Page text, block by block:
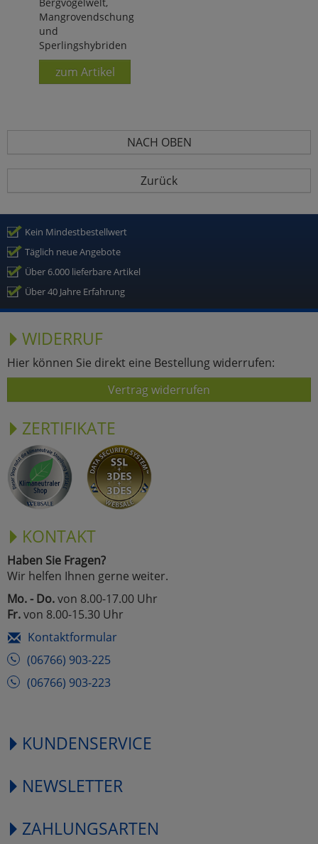
Vohwinkel Houssein
Rayaleh
Mangrovendschungel
und
Sperlingshybriden
zum Artikel
NACH OBEN
Zurück
Kein Mindestbestellwert
Täglich neue Angebote
Über 6.000 lieferbare Artikel
Über 40 Jahre Erfahrung
WIDERRUF
Hier können Sie direkt eine Bestellung widerrufen:
Vertrag widerrufen
ZERTIFIKATE
KONTAKT
Haben Sie Fragen?
Wir helfen Ihnen gerne weiter.
Mo. - Do.von 8.00-17.00 Uhr
Fr.von 8.00-15.30 Uhr
Kontaktformular
(06766) 903-225
(06766) 903-223
KUNDENSERVICE
NEWSLETTER
ZAHLUNGSARTEN